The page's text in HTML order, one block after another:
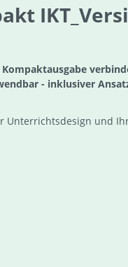
- inklusiver
Unterrichtsdesign und